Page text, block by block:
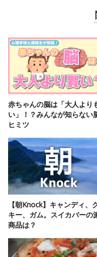
赤ちゃんの脳は「大人より
い」！？みんなが知らない
ヒミツ
【朝Knock】キャンディ、
キー、ガム。スイカバーの
商品は？